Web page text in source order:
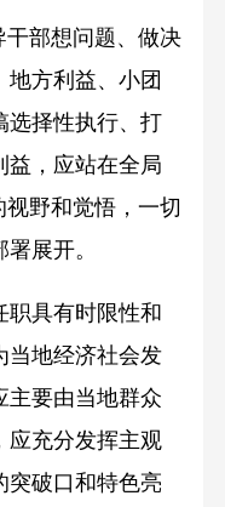
部想问题、做决
方利益、小团
选择性执行、打
益，应站在全局
视野和觉悟，一切
展开。
具有时限性和
当地经济社会发
主要由当地群众
应充分发挥主观
突破口和特色亮